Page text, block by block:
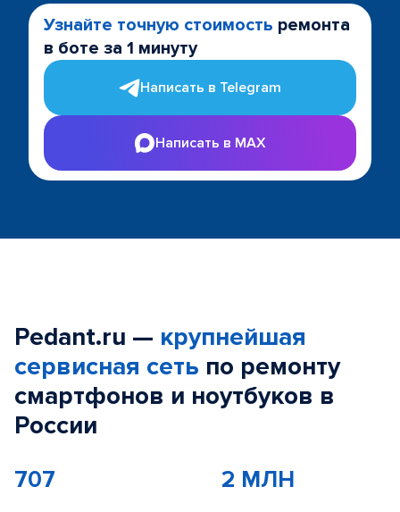
Узнайте точную стоимость ремонта
в боте за 1 минуту
Написать в Telegram
Написать в MAX
Pedant.ru — крупнейшая
сервисная сеть по ремонту
смартфонов и ноутбуков в
России
707 2 МЛН